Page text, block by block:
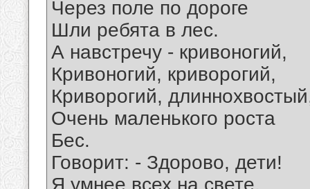
Через поле по дороге
Шли ребята в лес.
А навстречу - кривоногий,
Кривоногий, криворогий,
Криворогий,
Очень маленького роста
Бес.
Говорит: - Здорово, дети!